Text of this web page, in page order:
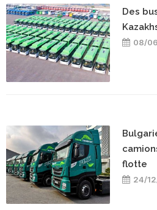
Des
08/
flotte
24/